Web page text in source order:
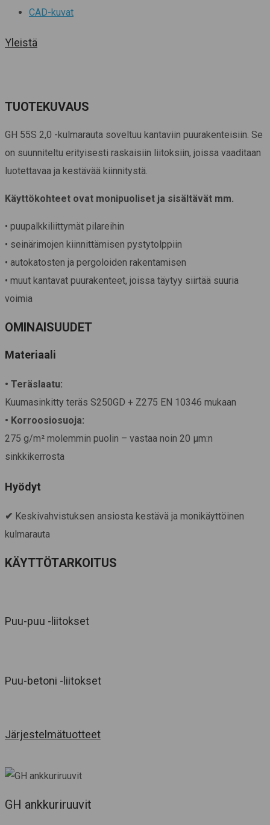
CAD-kuvat
Yleistä
TUOTEKUVAUS
GH 55S 2,0 -kulmarauta soveltuu kantaviin puurakenteisiin. Se
on suunniteltu erityisesti raskaisiin liitoksiin, joissa vaaditaan
luotettavaa ja kestävää kiinnitystä.
Käyttökohteet ovat monipuoliset ja sisältävät mm.
• puupalkkiliittymät pilareihin
• seinärimojen kiinnittämisen pystytolppiin
• autokatosten ja pergoloiden rakentamisen
• muut kantavat puurakenteet, joissa täytyy siirtää suuria
voimia
OMINAISUUDET
Materiaali
• Teräslaatu:
Kuumasinkitty teräs S250GD + Z275 EN 10346 mukaan
• Korroosiosuoja:
275 g/m² molemmin puolin – vastaa noin 20 μm:n
sinkkikerrosta
Hyödyt
✔ Keskivahvistuksen ansiosta kestävä ja monikäyttöinen
kulmarauta
KÄYTTÖTARKOITUS
Puu-puu -liitokset
Puu-betoni -liitokset
Järjestelmätuotteet
GH ankkuriruuvit